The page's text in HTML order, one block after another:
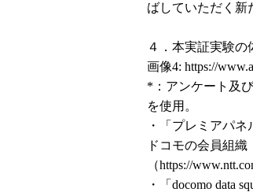
ばしていただく新
４．本実証実験の
画像4: https://
*：アンケート及
を使用。
・「プレミアパネ
ドコモの会員組
（https://
・「docomo data